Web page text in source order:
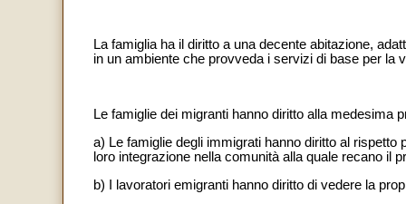
La famiglia ha il diritto a una decente abitazione,
in un ambiente che provveda i servizi di base per la
Le famiglie dei migranti hanno diritto alla medesima
a) Le famiglie degli immigrati hanno diritto al
loro integrazione nella comunità alla quale recano il
b) I lavoratori emigranti hanno diritto di vedere la